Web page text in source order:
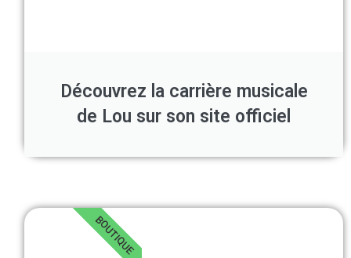
Découvrez la carrière musicale
de Lou sur son site officiel
BOUTIQUE